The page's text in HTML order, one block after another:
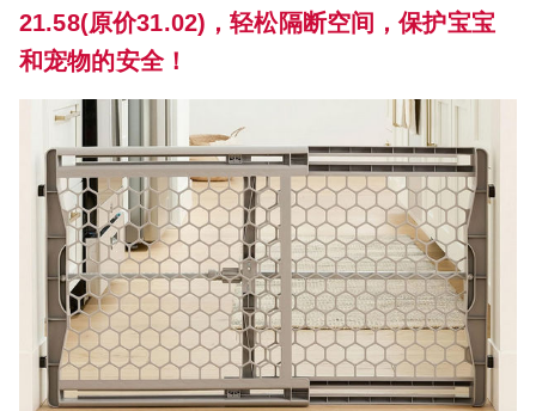
21.58(原价31.02)，轻松隔断空间，保护宝宝
和宠物的安全！